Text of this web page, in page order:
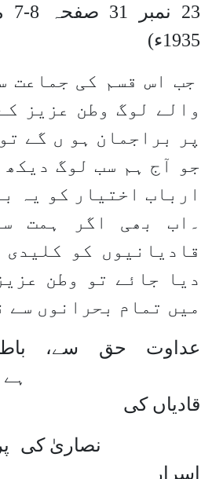
1935ء)
جب اس قسم کی جماعت
والے لوگ وطن عزیز
پر براجمان ہو ں گے
جو آج ہم سب لوگ
ارباب اختیار کو یہ
۔اب بھی اگر ہمت
قادیانیوں کو
دیا جائے تو وطن
میں تمام بحرانوں سے
عداوت حق سے،
ہے اتنی
قادیاں کی
نصاریٰ
اسرار